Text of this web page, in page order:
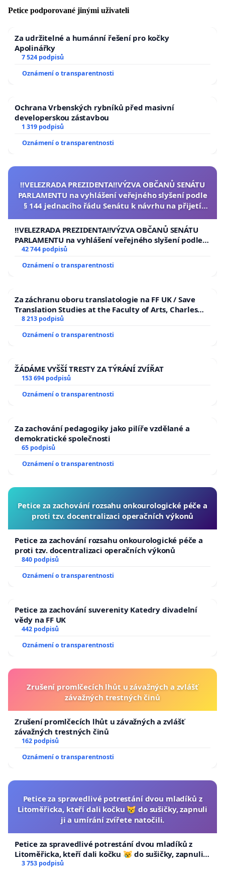
Petice podporované jinými uživateli
Za udržitelné a humánní řešení pro kočky
Apolinářky
7 524 podpisů
Oznámení o transparentnosti
Ochrana Vrbenských rybníků před masivní
developerskou zástavbou
1 319 podpisů
Oznámení o transparentnosti
‼️VELEZRADA PREZIDENTA‼️VÝZVA OBČANŮ SENÁTU
PARLAMENTU na vyhlášení veřejného slyšení podle
§ 144 jednacího řádu Senátu k návrhu na přijetí
republiky
‼️VELEZRADA PREZIDENTA‼️VÝZVA OBČANŮ SENÁTU
PARLAMENTU na vyhlášení veřejného slyšení podle §
144 jednacího řádu Senátu k návrhu na přijetí
republiky
42 744 podpisů
Oznámení o transparentnosti
Za záchranu oboru translatologie na FF UK / Save
Translation Studies at the Faculty of Arts, Charles
University
8 213 podpisů
Oznámení o transparentnosti
ŽÁDÁME VYŠŠÍ TRESTY ZA TÝRÁNÍ ZVÍŘAT
153 694 podpisů
Oznámení o transparentnosti
Za zachování pedagogiky jako pilíře vzdělané a
demokratické společnosti
65 podpisů
Oznámení o transparentnosti
Petice za zachování rozsahu onkourologické péče a
proti tzv. docentralizaci operačních výkonů
Petice za zachování rozsahu onkourologické péče a
proti tzv. docentralizaci operačních výkonů
840 podpisů
Oznámení o transparentnosti
Petice za zachování suverenity Katedry divadelní
vědy na FF UK
442 podpisů
Oznámení o transparentnosti
Zrušení promlčecích lhůt u závažných a zvlášť
závažných trestných činů
Zrušení promlčecích lhůt u závažných a zvlášť
závažných trestných činů
162 podpisů
Oznámení o transparentnosti
Petice za spravedlivé potrestání dvou mladíků z
Litoměřicka, kteří dali kočku 😿 do sušičky, zapnuli
ji a umírání zvířete natočili.
Petice za spravedlivé potrestání dvou mladíků z
Litoměřicka, kteří dali kočku 😿 do sušičky, zapnuli ji
a umírání zvířete natočili.
3 753 podpisů